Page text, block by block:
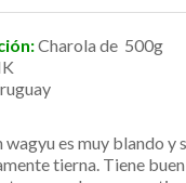
Charola de 500g
wagyu es muy blando y
tierna. Tiene